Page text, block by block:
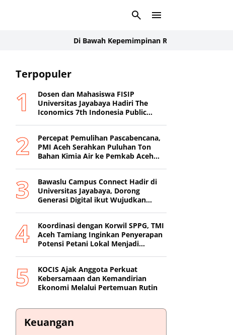
Di Bawah Kepemimpinan Rudi Manurung, Manroe
Terpopuler
Dosen dan Mahasiswa FISIP
Universitas Jayabaya Hadiri The
Iconomics 7th Indonesia Public
Percepat Pemulihan Pascabencana,
PMI Aceh Serahkan Puluhan Ton
Bahan Kimia Air ke Pemkab Aceh
Bawaslu Campus Connect Hadir di
Universitas Jayabaya, Dorong
Generasi Digital ikut Wujudkan
Koordinasi dengan Korwil SPPG, TMI
Aceh Tamiang Inginkan Penyerapan
Potensi Petani Lokal Menjadi
KOCIS Ajak Anggota Perkuat
Kebersamaan dan Kemandirian
Ekonomi Melalui Pertemuan Rutin
Keuangan